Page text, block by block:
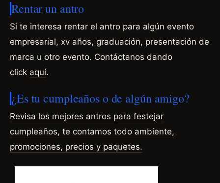
Rentar un antro
Si te interesa rentar el antro para algún evento
empresarial, xv años, graduación, presentación de
marca u otro evento. Contáctanos dando
click aquí.
¿Es tu cumpleaños o de algún amigo?
Revisa los mejores antros para festejar
cumpleaños, te contamos todo ambiente,
promociones, precios y paquetes.